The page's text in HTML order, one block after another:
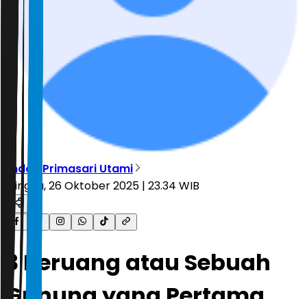
Endah Primasari Utami
Minggu, 26 Oktober 2025 | 23.34 WIB
3 Beruang atau Sebuah